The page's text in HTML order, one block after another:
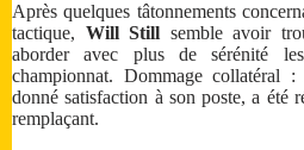
Après quelques tâtonnements
tactique, Will Still semble avoir
aborder avec plus de sérénité
championnat. Dommage collatéral :
donné satisfaction à son poste, a été
remplaçant.